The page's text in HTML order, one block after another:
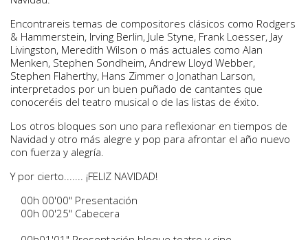
Encontrareis temas de compositores clásicos como Rodgers
& Hammerstein, Irving Berlin, Jule Styne, Frank Loesser, Jay
Livingston, Meredith Wilson o más actuales como Alan
Menken, Stephen Sondheim, Andrew Lloyd Webber,
Stephen Flaherthy, Hans Zimmer o Jonathan Larson,
interpretados por un buen puñado de cantantes que
conoceréis del teatro musical o de las listas de éxito.
Los otros bloques son uno para reflexionar en tiempos de
Navidad y otro más alegre y pop para afrontar el año nuevo
con fuerza y alegría.
Y por cierto....... ¡FELIZ NAVIDAD!
00h 00'00" Presentación
00h 00'25" Cabecera